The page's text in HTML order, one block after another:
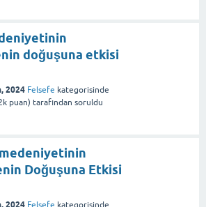
doğuşuna etkisi
2024 Felsefe kategorisinde
puan) tarafından soruldu
Doğuşuna Etkisi
2024